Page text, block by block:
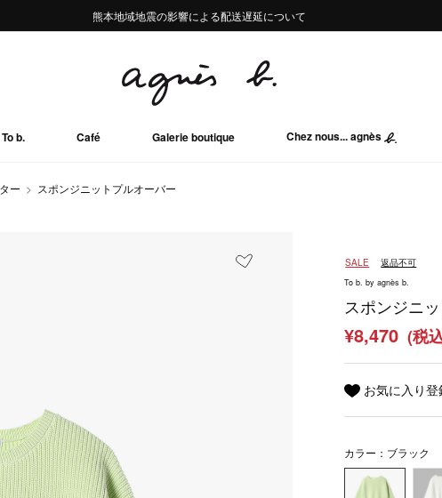
熊本地域地震の影響による配送遅延について
Summer Sale 2buy10%OFF!!
熊本地域地震の影響による配送遅延について
Summer Sale 2buy10%OFF!!
To b. Café Galerie boutique Chez nous... agnès
ー スポンジニットプルオーバー
SALE 返品不可
To b. by agnès b.
スポンジニ
¥8,470 (税
お気に入り
カラー：ブラック